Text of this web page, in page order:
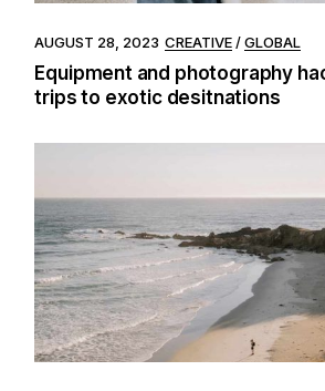
AUGUST 28, 2023 CREATIVE GLOBAL
Equipment and photography
trips to exotic desitnations